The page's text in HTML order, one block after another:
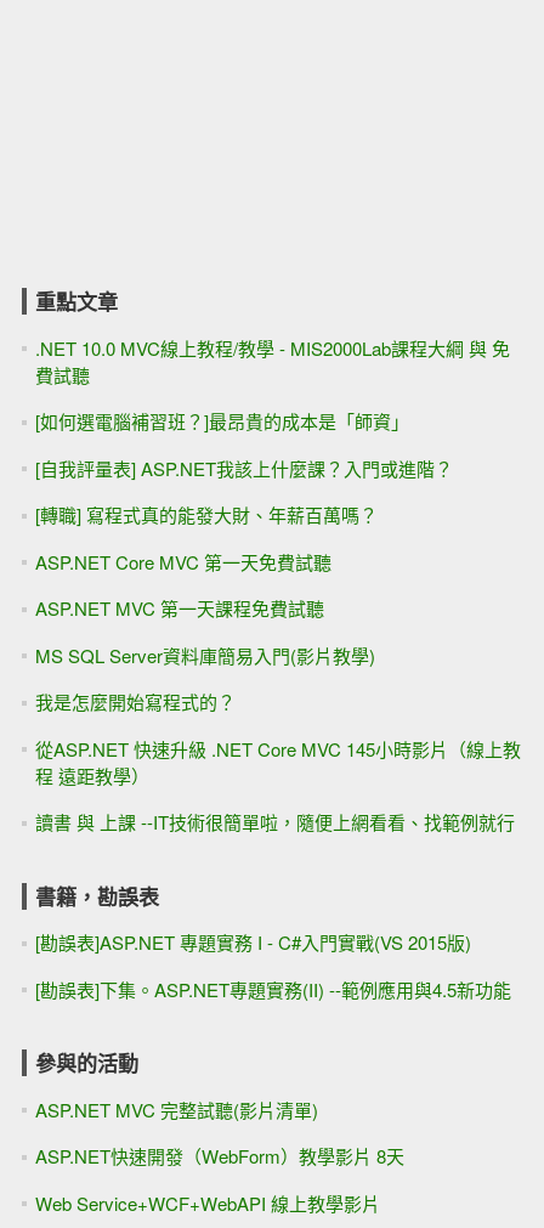
重點文章
.NET 10.0 MVC線上教程/教學 - MIS2000Lab課程大綱 與 免
費試聽
[如何選電腦補習班？]最昂貴的成本是「師資」
[自我評量表] ASP.NET我該上什麼課？入門或進階？
[轉職] 寫程式真的能發大財、年薪百萬嗎？
ASP.NET Core MVC 第一天免費試聽
ASP.NET MVC 第一天課程免費試聽
MS SQL Server資料庫簡易入門(影片教學)
我是怎麼開始寫程式的？
從ASP.NET 快速升級 .NET Core MVC 145小時影片（線上教
程 遠距教學）
讀書 與 上課 --IT技術很簡單啦，隨便上網看看、找範例就行
書籍，勘誤表
[勘誤表]ASP.NET 專題實務 I - C#入門實戰(VS 2015版)
[勘誤表]下集。ASP.NET專題實務(II) --範例應用與4.5新功能
參與的活動
ASP.NET MVC 完整試聽(影片清單)
ASP.NET快速開發（WebForm）教學影片 8天
Web Service+WCF+WebAPI 線上教學影片